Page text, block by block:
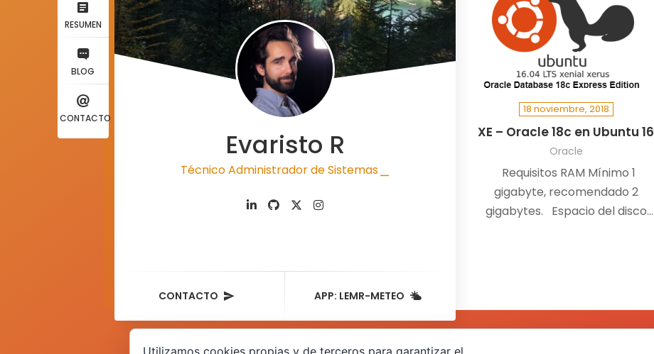
RESUMEN
BLOG
CONTACTO
Evaristo R
Técnico Administrador de Sistemas |
CONTACTO APP: LEMR-METEO
18 noviembre, 2018
XE – Oracle 18c en Ubuntu 16
Oracle
Requisitos RAM Mínimo 1
gigabyte, recomendado 2
gigabytes. Espacio del disco
Utilizamos cookies propias y de terceros para garantizar el